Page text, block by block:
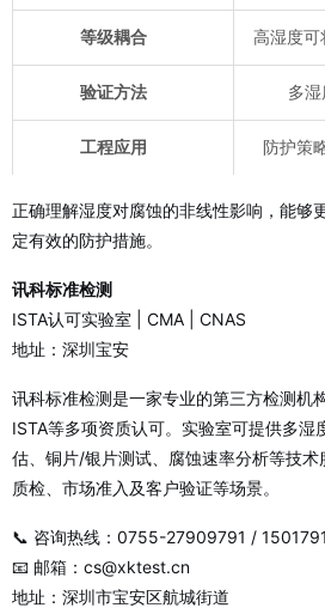
等级耦合 高湿度可
验证方法 多
工程应用 防护策
正确理解湿度对腐蚀的非线性影响，能够
定有效的防护措施。
讯科标准检测
ISTA认可实验室 | CMA | CNAS
地址：深圳宝安
讯科标准检测是一家专业的第三方检测机
ISTA等多项资质认可。实验室可提供多湿
估、铜片/银片测试、腐蚀速率分析等技
质检、市场准入及客户验证等场景。
📞 咨询热线：0755-27909791 /
📧 邮箱：cs@xktest.cn
地址：深圳市宝安区航城街道